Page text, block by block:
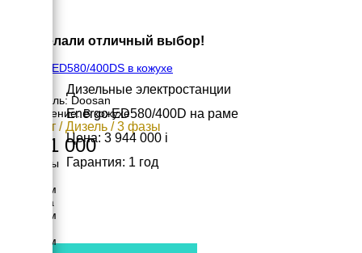
Energo ED580/400DS в кожухе
Двигатель: Doosan
Исполнение: В кожухе
471 кВт / Дизель / 3 фазы
4 801 000
Размеры
4500 мм
Ширина
1800 мм
2340 мм
Вы сделали отличный выбор!
Дизельные электростанции
Energo ED580/400D на раме
Цена: 3 944 000 i
Гарантия: 1 год